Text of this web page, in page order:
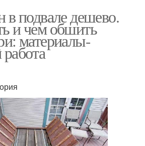
в подвале дешево.
и чем обшить
материалы-